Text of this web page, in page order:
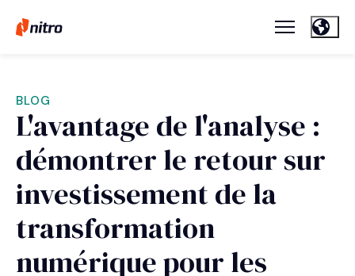
BLOG
L'avantage de l'analyse :
démontrer le retour sur
investissement de la
transformation
numérique pour les